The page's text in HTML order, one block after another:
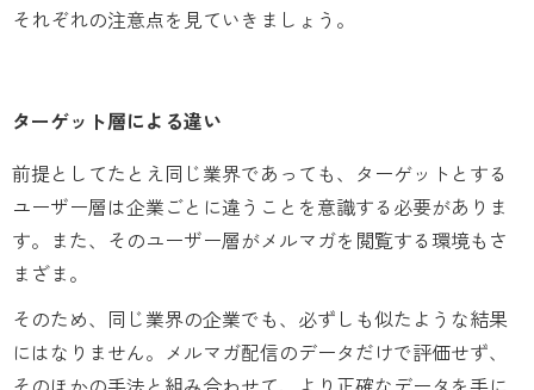
それぞれの注意点を見ていきましょう。
ターゲット層による違い
前提としてたとえ同じ業界であっても、ターゲットとする
ユーザー層は企業ごとに違うことを意識する必要がありま
す。また、そのユーザー層がメルマガを閲覧する環境もさ
まざま。
そのため、同じ業界の企業でも、必ずしも似たような結果
にはなりません。メルマガ配信のデータだけで評価せず、